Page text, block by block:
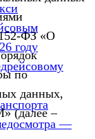
году
—
ФЗ «О
по
данных,
(далее –